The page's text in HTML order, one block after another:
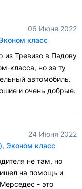
06 Июня 2022
класс
из Тревизо в Падову
класса, но за ту
автомобиль.
и очень добрые.
24 Июня 2022
Эконом класс
не там, но
на помощь и
- это